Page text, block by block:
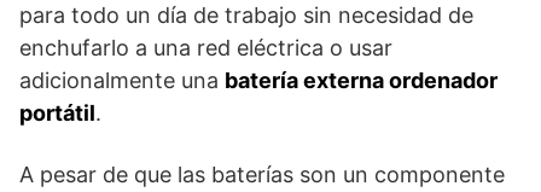
para todo un día de trabajo sin necesidad de
enchufarlo a una red eléctrica o usar
adicionalmente una batería externa ordenador
portátil.
A pesar de que las baterías son un componente